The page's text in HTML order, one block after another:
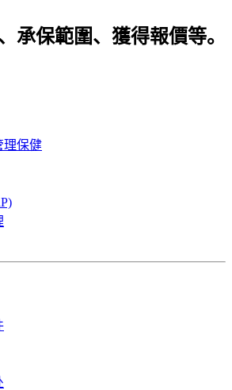
承保範圍、獲得報價等。
理保健